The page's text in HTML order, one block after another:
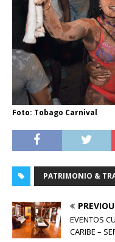
Foto: Tobago Carnival
PATRIMONIO &
EVENTOS
CARIBE –